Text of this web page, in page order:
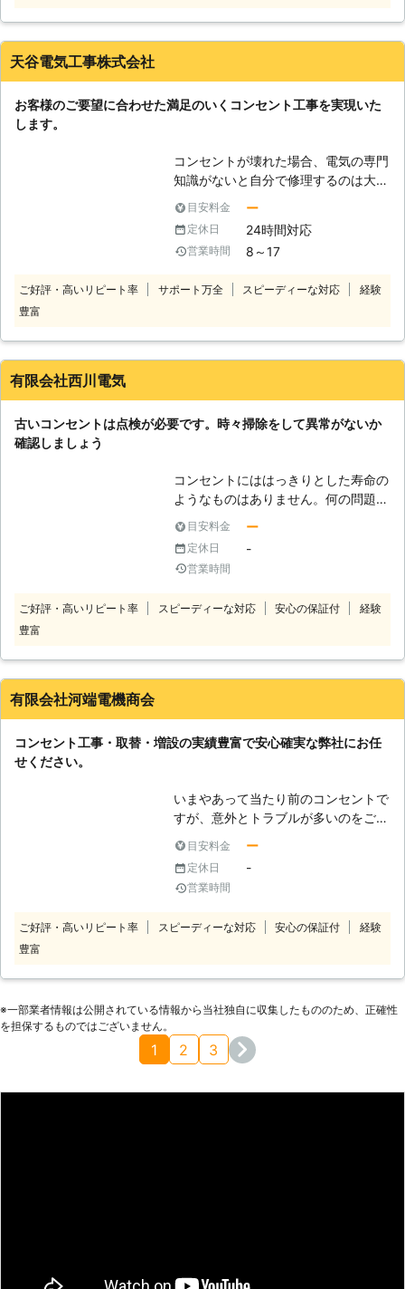
ントのお悩みはぜひ弊社にご相談くだ
天谷電気工事株式会社
お客様のご要望に合わせた満足のいくコンセント工事を実現いた
します。
コンセントが壊れた場合、電気の専門
知識がないと自分で修理するのは大変
ですし、危険も伴います。こんなとき
は、コンセント工事・取替・増設のプ
ロである天谷電気工事株式会社にお任
せください。弊社ではお客様のご要望
相談内容に応じて最適なプランや改善
ついては、工事終了後まで責任をもっ
目安料金 ー
定休日 24時間対応
営業時間 8～17
ご好評・高いリピート率 サポート万全 スピーディーな対応
経験
豊富
有限会社西川電気
古いコンセントは点検が必要です。時々掃除をして異常がないか
確認しましょう
コンセントにははっきりとした寿命の
ようなものはありません。何の問題も
なく何十年も使える事も珍しくなく、
当然のことのように感じますが。実は
それほど安心して良いというわけでも
ありません。コンセント内部で接触不
もあるからです。コンセントがおかし
増設の経験が豊富です。配線状態を確
目安料金 ー
定休日 -
営業時間
ご好評・高いリピート率 スピーディーな対応 安心の保証付
経験
豊富
有限会社河端電機商会
コンセント工事・取替・増設の実績豊富で安心確実な弊社にお任
せください。
いまやあって当たり前のコンセントで
すが、意外とトラブルが多いのをご存
気を流す配線が外に出て行く部分です
が、一度挿すと挿しっぱなしにしてい
る場合が非常に多く見られます。こう
には、ホコリが積もって発熱し火災の
つの間にか発熱が進んでいることもあ
ためにトラッキングという機能が付い
たコンセントもあります。火災の心配
目安料金 ー
定休日 -
営業時間
ご好評・高いリピート率 スピーディーな対応 安心の保証付
経験
豊富
※⼀部業者情報は公開されている情報から当社独⾃に収集したもののため、正確性
を担保するものではございません。
1 2 3